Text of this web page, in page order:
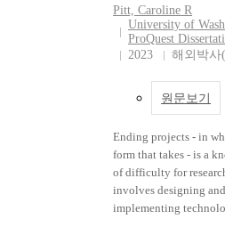
necessary to solve
Each article addresses
and theoretical
initiation framework.
instrumental case
is to produce insight
of continuous
rather than an
whether NICs “work.”
Pitt, Caroline R
University of
ProQuest
2023
해외박사
원문보기
Ending projects - in
form that takes - is a
of difficulty for
involves designing and
implementing